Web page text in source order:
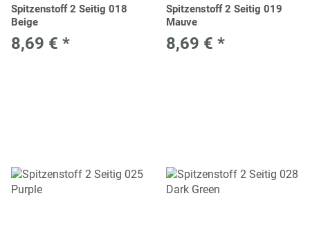
Spitzenstoff 2 Seitig 018
Beige
8,69 € *
Spitzenstoff 2 Seitig 019
Mauve
8,69 € *